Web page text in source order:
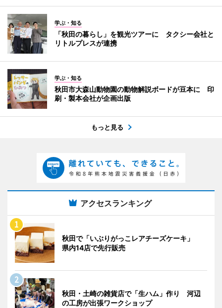
学ぶ・知る
「秋田の暮らし」を観光ツアーに タクシー会社と
リトルプレスが連携
学ぶ・知る
秋田市大森山動物園の動物解説ボードが豆本に 印
刷・製本会社が企画出版
もっと見る
アクセスランキング
秋田で「いぶりがっこレアチーズケーキ」
県内14店で先行販売
秋田・土崎の雑貨店で「生ハム」作り 河辺
の工房が出張ワークショップ